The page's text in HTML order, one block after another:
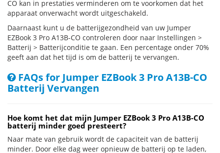
CO kan in prestaties verminderen om te voorkomen dat het
apparaat onverwacht wordt uitgeschakeld.
Daarnaast kunt u de batterijgezondheid van uw Jumper
EZBook 3 Pro A13B-CO controleren door naar Instellingen >
Batterij > Batterijconditie te gaan. Een percentage onder 70%
geeft aan dat het tijd is om de batterij te vervangen.
FAQs for Jumper EZBook 3 Pro A13B-CO
Batterij Vervangen
Hoe komt het dat mijn Jumper EZBook 3 Pro A13B-CO
batterij minder goed presteert?
Naar mate van gebruik wordt de capaciteit van de batterij
minder. Door elke dag weer opnieuw de batterij op te laden,